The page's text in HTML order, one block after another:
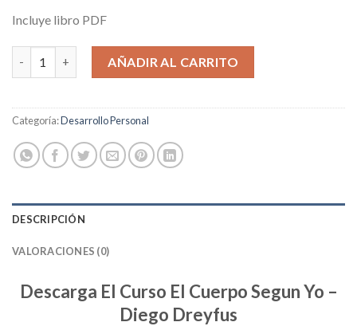
Incluye libro PDF
El Cuerpo Según Yo cantidadAÑADIR AL CARRITO
Categoría:Desarrollo Personal
DESCRIPCIÓN
VALORACIONES (0)
Descarga El Curso El Cuerpo Segun Yo –
Diego Dreyfus